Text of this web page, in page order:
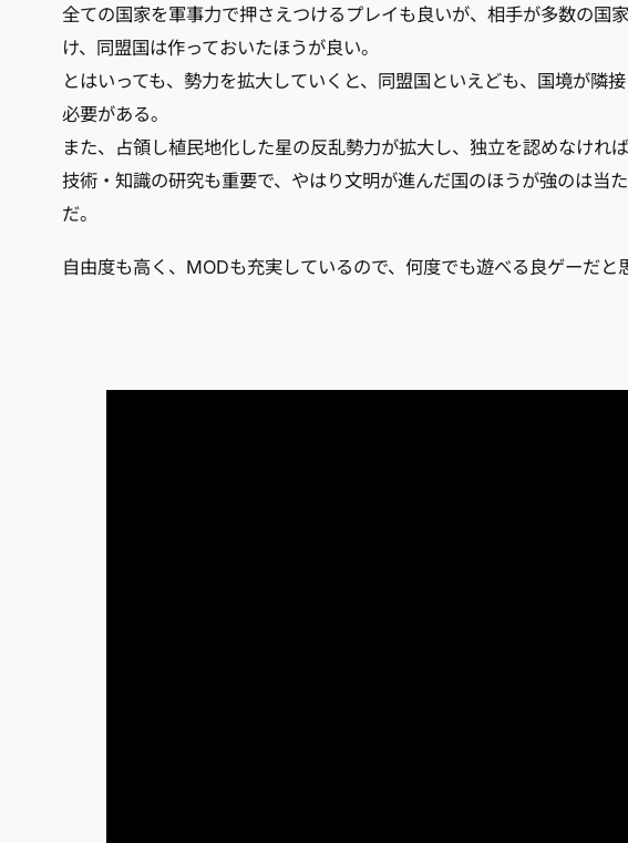
全ての国家を軍事力で押さえつけるプレイも良いが、相手が多数の国
け、同盟国は作っておいたほうが良い。
とはいっても、勢力を拡大していくと、同盟国といえども、国境が隣
必要がある。
また、占領し植民地化した星の反乱勢力が拡大し、独立を認めなけれ
技術・知識の研究も重要で、やはり文明が進んだ国のほうが強のは当
だ。
自由度も高く、MODも充実しているので、何度でも遊べる良ゲーだと